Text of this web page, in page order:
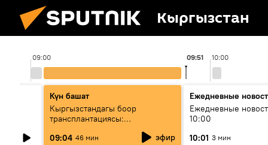
Кыргызстан
09:00 10:00
09:51
Күн башат
Кыргызстандагы боор
трансплантациясы:
жетишкендиктер жана өнүгүү
келечеги
09:04 46 мин эфир
Ежедневные
Ежедневные
10:00
10:01 3 мин